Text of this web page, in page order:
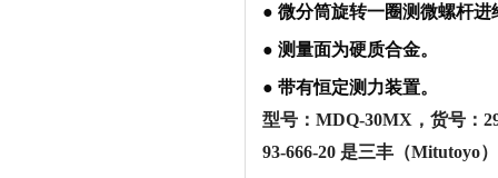
● 微分筒旋转一圈测微螺杆
● 测量面为硬质合金。
● 带有恒定测力装置。
型号：MDQ-30MX，货号：
93-666-20 是三丰（Mitutoyo